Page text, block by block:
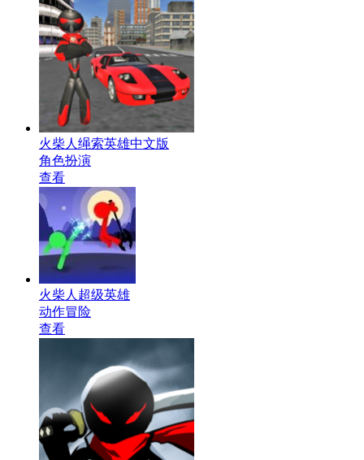
火柴人绳索英雄中文版
角色扮演
查看
火柴人超级英雄
动作冒险
查看